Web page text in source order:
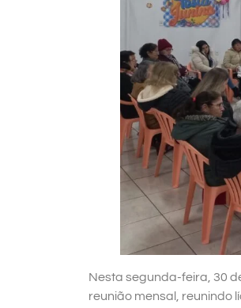
Nesta segunda-feira, 30
reunião mensal, reunindo